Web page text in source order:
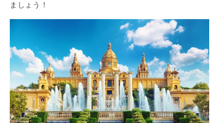
ましょう！